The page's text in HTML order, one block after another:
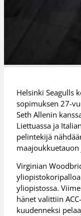
Helsinki Seagulls
sopimuksen 27-
Seth Allenin
Liettuassa ja
pelintekijä
maajoukkuetauon
Virginian
yliopistossa.
hänet valittiin
kuudenneksi